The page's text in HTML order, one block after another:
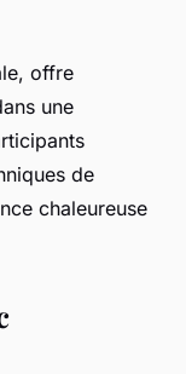
offre
une
de
chaleureuse